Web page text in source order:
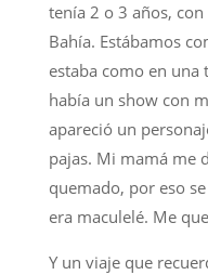
tenía 2 o 3 años,
Bahía. Estábamos
estaba como en una
había un show con
apareció un
pajas. Mi mamá me
quemado, por eso
era maculelé. Me
Y un viaje que